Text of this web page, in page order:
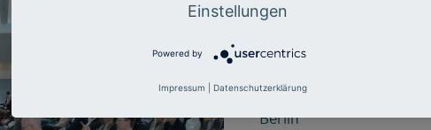
Erkenntnisse aus der
29. November 2013
Berlin
Einstellungen
Powered by
Impressum Datenschutzerklärung